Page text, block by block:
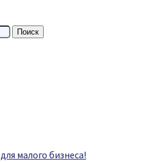
малого бизнеса!